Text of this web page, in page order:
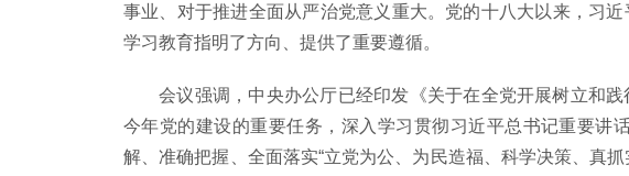
事业、对于推进全面从严治党意义重大。党的十八大以来，习
学习教育指明了方向、提供了重要遵循。
会议强调，中央办公厅已经印发《关于在全党开展树立和践
今年党的建设的重要任务，深入学习贯彻习近平总书记重要讲
解、准确把握、全面落实“立党为公、为民造福、科学决策、真